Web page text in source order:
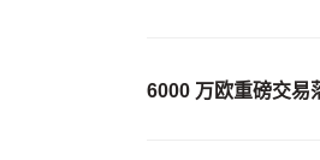
6000 万欧重磅交易